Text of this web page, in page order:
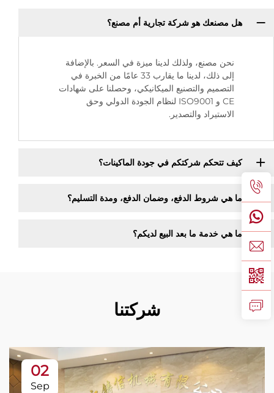
هل مصنعك هو شركة تجارية أم مصنع؟
نحن مصنع، ولذلك لدينا ميزة في السعر. بالإضافة
إلى ذلك، لدينا ما يقارب 33 عامًا من الخبرة في
التصميم والتصنيع الميكانيكي، وحصلنا على شهادات
CE و ISO9001 لنظام الجودة الدولي وحق
الاستيراد والتصدير.
كيف تتحكم شركتكم في جودة الماكينات؟
ما هي شروط الدفع، وضمان الدفع، ومدة التسليم؟
ما هي خدمة ما بعد البيع لديكم؟
شركتنا
02
Sep